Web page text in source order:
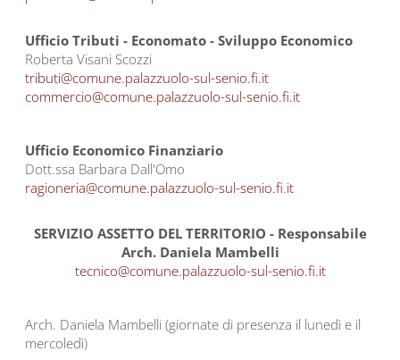
Ufficio Tributi - Economato - Sviluppo Economico
Roberta Visani Scozzi
tributi@comune.palazzuolo-sul-senio.fi.it
commercio@comune.palazzuolo-sul-senio.fi.it
Ufficio Economico Finanziario
Dott.ssa Barbara Dall'Omo
ragioneria@comune.palazzuolo-sul-senio.fi.it
SERVIZIO ASSETTO DEL TERRITORIO - Responsabile
Arch. Daniela Mambelli
tecnico@comune.palazzuolo-sul-senio.fi.it
Arch. Daniela Mambelli (giornate di presenza il lunedì e il
mercoledì)